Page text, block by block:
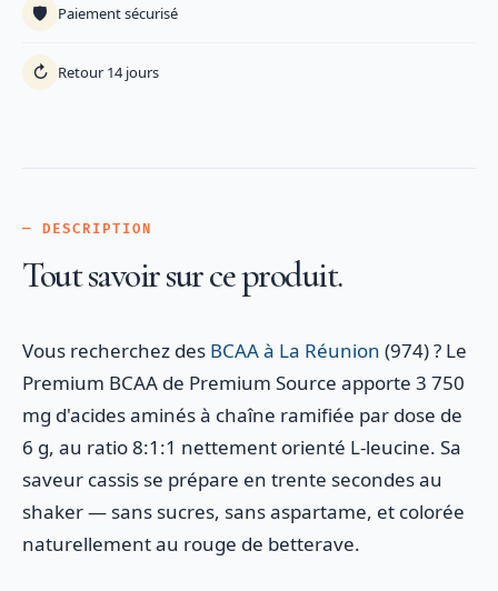
🛡️ Paiement sécurisé
↻ Retour 14 jours
— DESCRIPTION
Tout savoir sur ce produit.
Vous recherchez des BCAA à La Réunion (974) ? Le
Premium BCAA de Premium Source apporte 3 750
mg d'acides aminés à chaîne ramifiée par dose de
6 g, au ratio 8:1:1 nettement orienté L-leucine. Sa
saveur cassis se prépare en trente secondes au
shaker — sans sucres, sans aspartame, et colorée
naturellement au rouge de betterave.